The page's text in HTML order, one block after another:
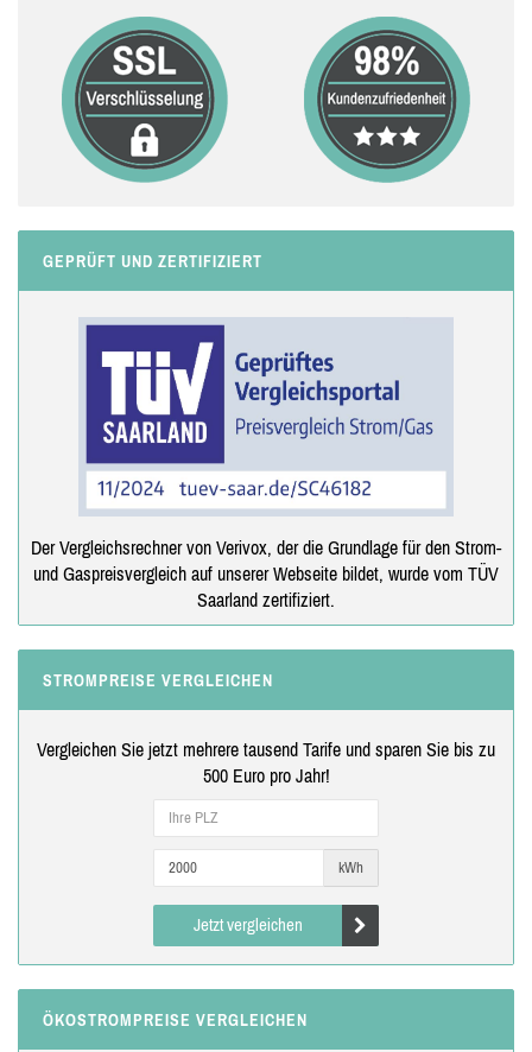
GEPRÜFT UND ZERTIFIZIERT
Der Vergleichsrechner von Verivox, der die Grundlage für den Strom-
und Gaspreisvergleich auf unserer Webseite bildet, wurde vom TÜV
Saarland zertifiziert.
STROMPREISE VERGLEICHEN
Vergleichen Sie jetzt mehrere tausend Tarife und sparen Sie bis zu
500 Euro pro Jahr!
kWh
Jetzt vergleichen
ÖKOSTROMPREISE VERGLEICHEN